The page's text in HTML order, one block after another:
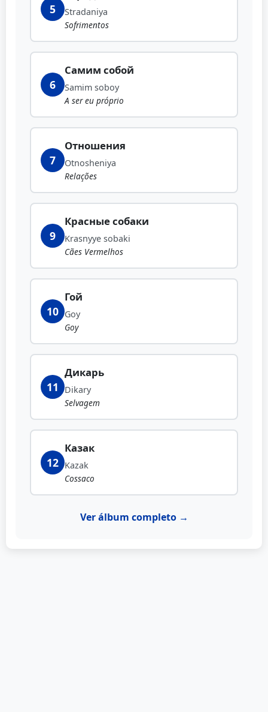
5
Stradaniya
Sofrimentos
6
Самим собой
Samim soboy
A ser eu próprio
7
Отношения
Otnosheniya
Relações
9
Красные собаки
Krasnyye sobaki
Cães Vermelhos
10
Гой
Goy
Goy
11
Дикарь
Dikary
Selvagem
12
Казак
Kazak
Cossaco
Ver álbum completo →